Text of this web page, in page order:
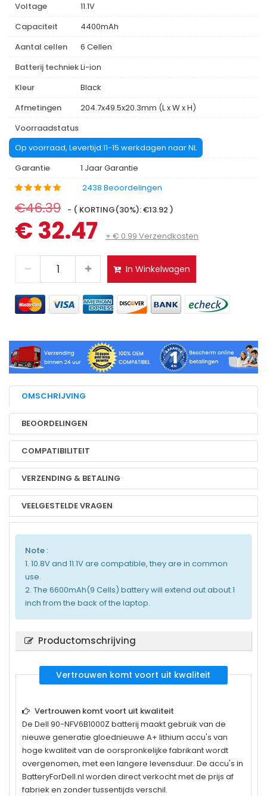
Voltage
11.1V
Capaciteit
4400mAh
Aantal cellen
6 Cellen
Batterij techniekLi-ion
Kleur
Black
Afmetingen
204.7x49.5x20.3mm (L x W x H)
Voorraadstatus
Op voorraad, Levertijd:11-15 werkdagen naar NL
Garantie
1 Jaar Garantie
2438 Beoordelingen
€46.39 - ( KORTING(30%): €13.92 )
€ 32.47 + € 0.99 Verzendkosten
In Winkelwagen
OMSCHRIJVING
BEOORDELINGEN
COMPATIBILITEIT
VERZENDING & BETALING
VEELGESTELDE VRAGEN
Note :
1. 10.8V and 11.1V are compatible, they are in common
use.
2. The 6600mAh(9 Cells) battery will extend out about 1
inch from the back of the laptop.
Productomschrijving
Vertrouwen komt voort uit kwaliteit
Vertrouwen komt voort uit kwaliteit
De Dell 90-NFV6B1000Z batterij maakt gebruik van de
nieuwe generatie gloednieuwe A+ lithium accu's van
hoge kwaliteit van de oorspronkelijke fabrikant wordt
overgenomen, met een langere levensduur. De accu's in
BatteryForDell.nl worden direct verkocht met de prijs af
fabriek en zonder tussentijds verschil.